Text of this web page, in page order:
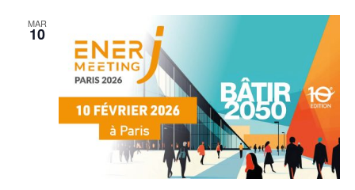
MAR
10